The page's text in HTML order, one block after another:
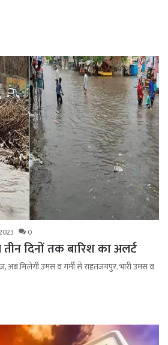
0
दिनों तक बारिश का अलर्ट
मिलेगी उमस व गर्मी से राहतजयपुर. भारी उमस व